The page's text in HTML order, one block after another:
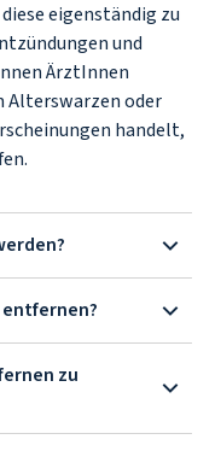
eigenständig zu
und
ÄrztInnen
Alterswarzen oder
handelt,
zu